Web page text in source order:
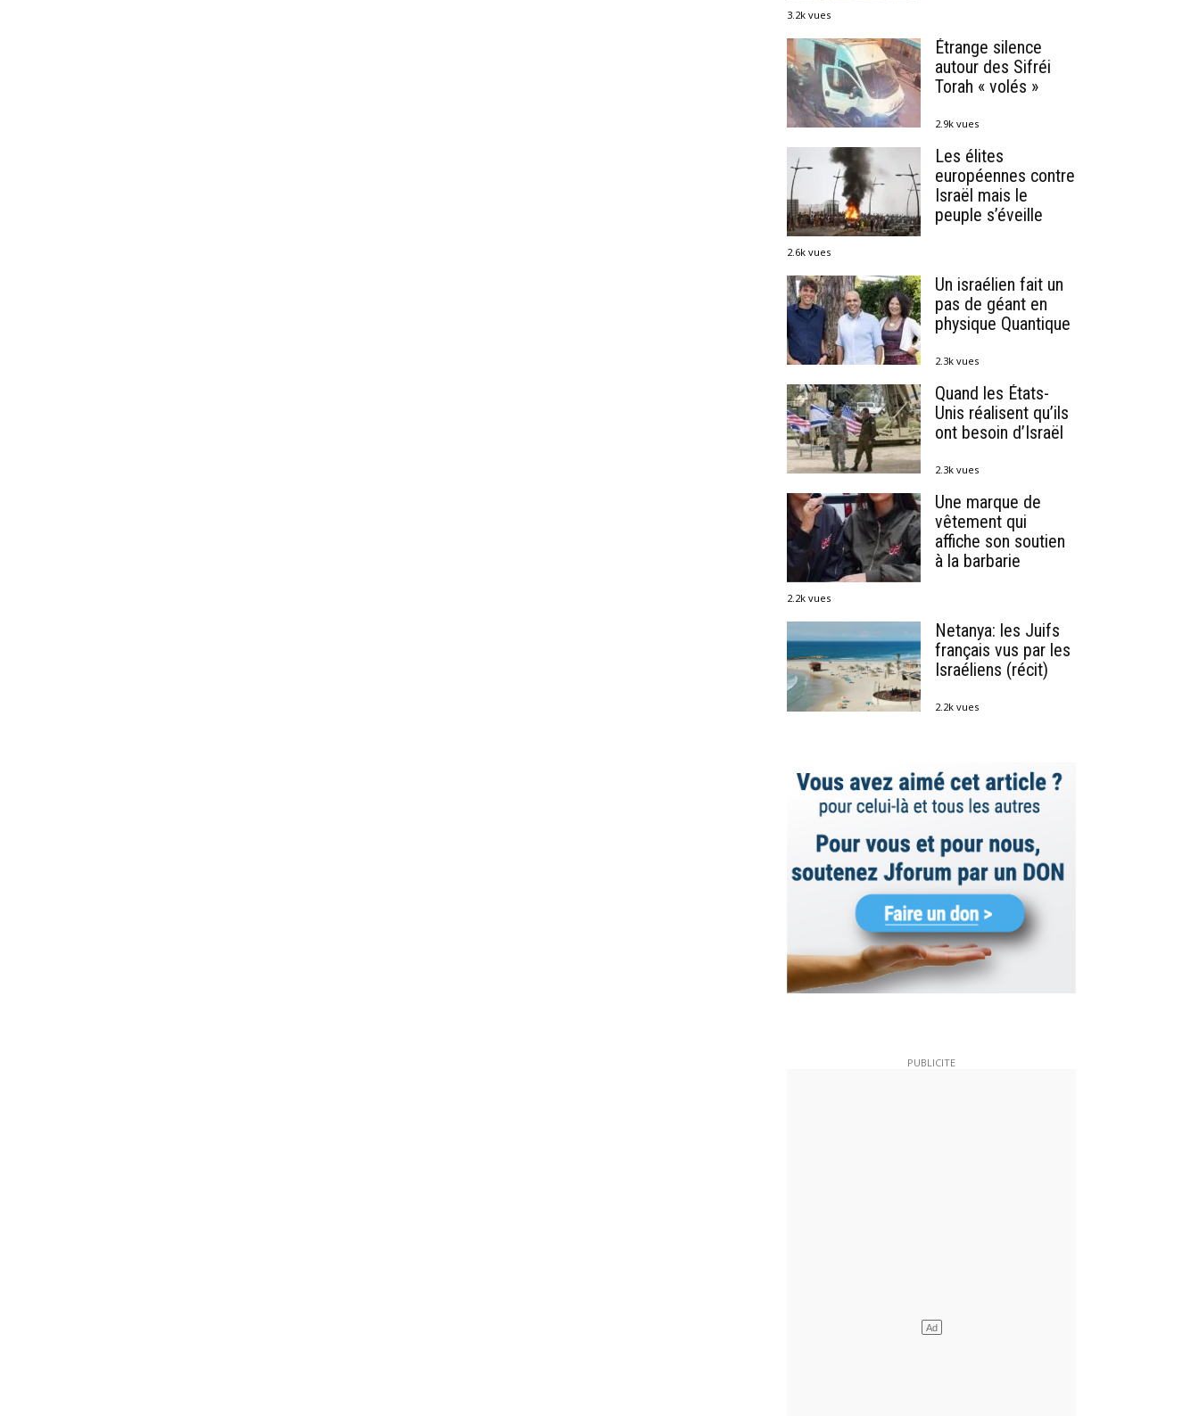
3.2k vues
Étrange silence
autour des Sifréi
Torah « volés »
2.9k vues
Les élites
européennes contre
Israël mais le
peuple s’éveille
2.6k vues
Un israélien fait un
pas de géant en
physique Quantique
2.3k vues
Quand les États-
Unis réalisent qu’ils
ont besoin d’Israël
2.3k vues
Une marque de
vêtement qui
affiche son soutien
à la barbarie
2.2k vues
Netanya: les Juifs
français vus par les
Israéliens (récit)
2.2k vues